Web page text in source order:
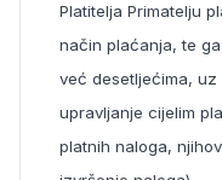
Platitelja Primatelju
način plaćanja, te
već desetljećima,
upravljanje cijelim
platnih naloga,